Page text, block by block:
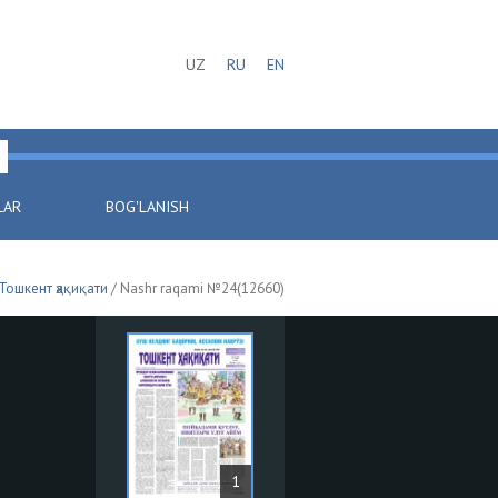
UZ RU EN
BOG'LANISH
ҳақиқати / Nashr raqami №24(12660)
1